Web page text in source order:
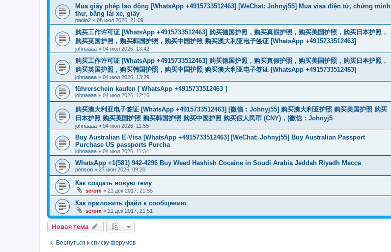
Mua giấy phép lao động [WhatsApp +4915733512463] [WeChat: Johnyj55] Mua visa điện tử, chứng minh
thư, bằng lái xe, giấy
paolo2 » 08 июл 2026, 21:09
购买工作许可证 [WhatsApp +4915733512463] 购买德国护照，购买真假护照，购买美国护照，购买日本护照，
购买英国护照，购买韩国护照，购买中国护照 购买澳大利亚电子签证 [WhatsApp +4915733512463]
johnaaaa » 04 июл 2026, 13:42
购买工作许可证 [WhatsApp +4915733512463] 购买德国护照，购买真假护照，购买美国护照，购买日本护照，
购买英国护照，购买韩国护照，购买中国护照 购买澳大利亚电子签证 [WhatsApp +4915733512463]
johnaaaa » 04 июл 2026, 13:29
führerschein kaufen [ WhatsApp +4915733512463 ]
johnaaaa » 04 июл 2026, 12:16
购买澳大利亚电子签证 [WhatsApp +4915733512463] [微信：Johnyj55] 购买澳大利亚护照 购买美国护照 购买
日本护照 购买英国护照 购买韩国护照 购买中国护照 购买假人民币 (CNY)，(微信：Johnyj5
johnaaaa » 04 июл 2026, 11:55
Buy Australian E-Visa [WhatsApp +4915733512463] [WeChat; Johnyj55] Buy Australian Passport
Purchase US passports Purcha
johnaaaa » 04 июл 2026, 11:34
WhatsApp +1(581) 942-4296 Buy Weed Hashish Cocaine in Soudi Arabia Jeddah Riyadh Mecca
penson » 27 июн 2026, 09:20
Как создать новую тему
serom » 21 дек 2017, 21:55
Как приложить файл к сообщению
serom » 21 дек 2017, 21:51
Новая тема
Вернуться к списку форумов